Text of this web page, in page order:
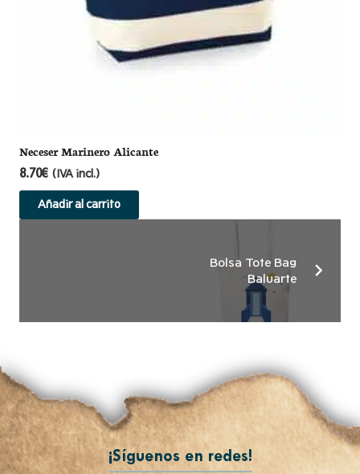
Neceser Marinero Alicante
8.70€ (IVA incl.)
Añadir al carrito
Bolsa Tote Bag
Baluarte
¡Síguenos en redes!